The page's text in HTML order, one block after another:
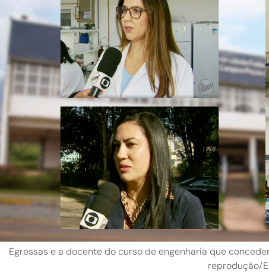
Egressas e a docente do curso de engenharia que
reprodução/